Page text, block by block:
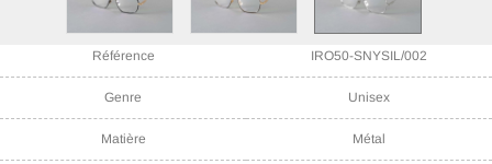
Référence IRO50-SNYSIL/002
Genre Unisex
Matière Métal